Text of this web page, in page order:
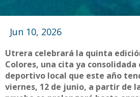
Jun 10, 2026
Utrera celebrará la quinta
Colores, una cita ya
deportivo local que este año
viernes, 12 de junio, a partir de